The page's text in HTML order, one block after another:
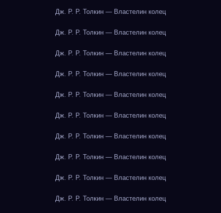
Дж. Р. Р. Толкин — Властелин колец
Дж. Р. Р. Толкин — Властелин колец
Дж. Р. Р. Толкин — Властелин колец
Дж. Р. Р. Толкин — Властелин колец
Дж. Р. Р. Толкин — Властелин колец
Дж. Р. Р. Толкин — Властелин колец
Дж. Р. Р. Толкин — Властелин колец
Дж. Р. Р. Толкин — Властелин колец
Дж. Р. Р. Толкин — Властелин колец
Дж. Р. Р. Толкин — Властелин колец